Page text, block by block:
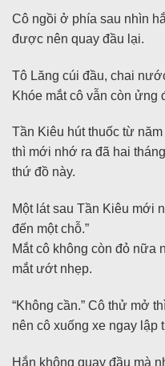
Cô ngồi ở phía sau nhìn
được nên quay đầu lại.
Tô Lăng cúi đầu, chai
Khóe mắt cô vẫn còn ửng
Tần Kiêu hút thuốc từ
thì mới nhớ ra đã hai
thứ đồ này.
Một lát sau Tần Kiêu mới
đến một chỗ.”
Mắt cô không còn đỏ nữa
mắt ướt nhẹp.
“Không cần.” Cô thử mở
nên cô xuống xe ngay lập
Hắn không quay đầu mà